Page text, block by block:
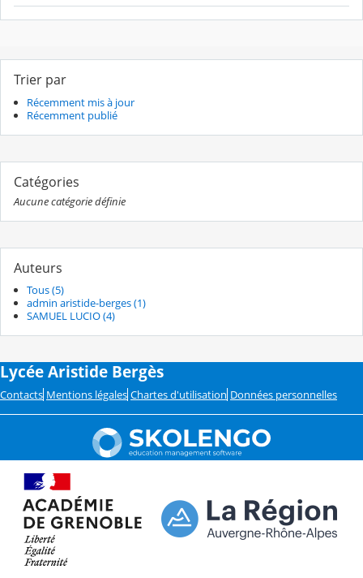
Trier par
Récemment mis à jour
Récemment publié
Catégories
Aucune catégorie définie
Auteurs
Tous (5)
admin aristide-berges (1)
SAMUEL LUCIO (4)
Lycée Aristide Bergès
Contacts Mentions légales Chartes d'utilisation Données personnelles